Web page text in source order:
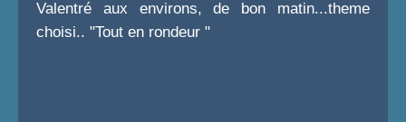
Valentré aux environs, de bon matin...theme
choisi.. "Tout en rondeur "